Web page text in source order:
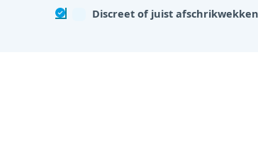
Discreet of juist